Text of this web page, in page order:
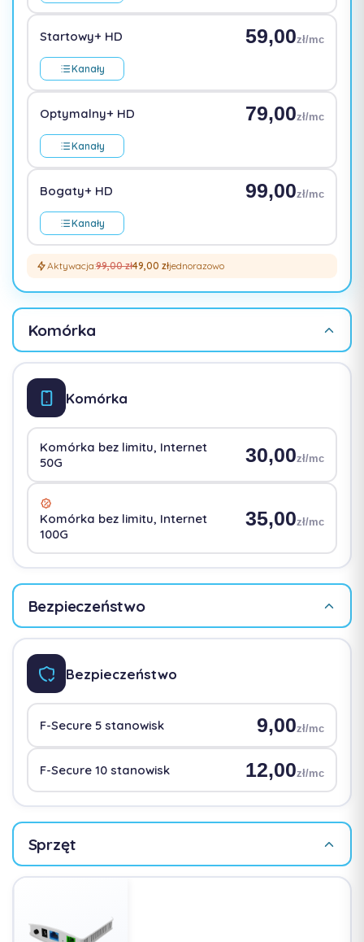
Startowy+ HD
Kanały
59,00zł/mc
Optymalny+ HD
Kanały
79,00zł/mc
Bogaty+ HD
Kanały
99,00zł/mc
Aktywacja:99,00 zł49,00 złjednorazowo
Komórka
Komórka
Komórka bez limitu, Internet
50G
30,00zł/mc
Komórka bez limitu, Internet
100G
35,00zł/mc
Bezpieczeństwo
Bezpieczeństwo
F-Secure 5 stanowisk 9,00zł/mc
F-Secure 10 stanowisk 12,00zł/mc
Sprzęt